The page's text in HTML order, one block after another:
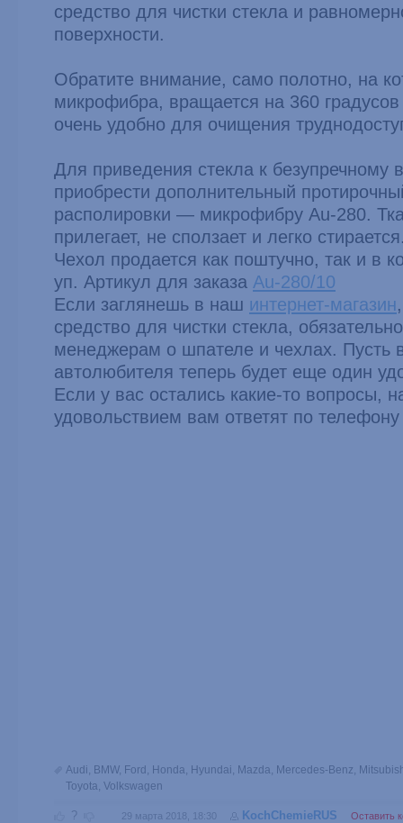
средство для чистки стекла и
поверхности.
Обратите внимание, само полотно, на
микрофибра, вращается на 360 градусов
очень удобно для очищения
Для приведения стекла к безупречному
приобрести дополнительный
располировки — микрофибру Au-280.
прилегает, не сползает и легко
Чехол продается как поштучно, так и в
уп. Артикул для заказа Au-280/10
Если заглянешь в наш интернет-магазин
средство для чистки стекла,
менеджерам о шпателе и чехлах. Пусть
автолюбителя теперь будет еще один
Если у вас остались какие-то вопросы,
удовольствием вам ответят по
Audi, BMW, Ford , Honda, Hyundai, Mazda, Mercedes-Benz,
Toyota, Volkswagen
? 29 марта 2018, 18:30 KochChemieRUS Оставить